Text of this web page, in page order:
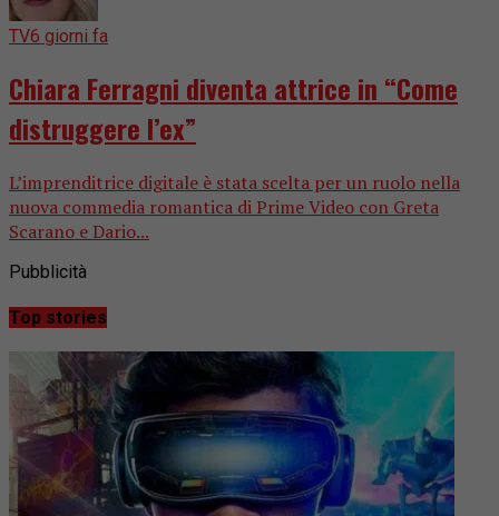
TV6 giorni fa
Chiara Ferragni diventa attrice in “Come
distruggere l’ex”
L’imprenditrice digitale è stata scelta per un ruolo nella
nuova commedia romantica di Prime Video con Greta
Scarano e Dario...
Pubblicità
Top stories